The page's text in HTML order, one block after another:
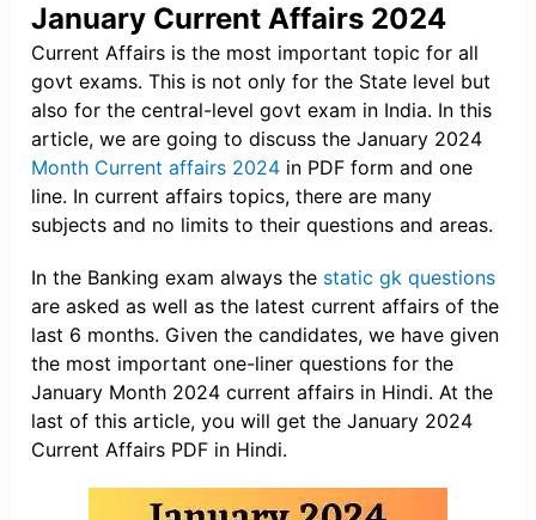
January Current Affairs 2024
Current Affairs is the most important topic for all
govt exams. This is not only for the State level but
also for the central-level govt exam in India. In this
article, we are going to discuss the January 2024
Month Current affairs 2024 in PDF form and one
line. In current affairs topics, there are many
subjects and no limits to their questions and areas.
In the Banking exam always the static gk questions
are asked as well as the latest current affairs of the
last 6 months. Given the candidates, we have given
the most important one-liner questions for the
January Month 2024 current affairs in Hindi. At the
last of this article, you will get the January 2024
Current Affairs PDF in Hindi.